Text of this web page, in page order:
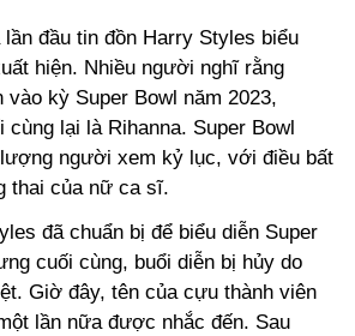
đầu tin đồn Harry Styles biểu
hiện. Nhiều người nghĩ rằng
vào kỳ Super Bowl năm 2023,
cùng lại là Rihanna. Super Bowl
người xem kỷ lục, với điều bất
thai của nữ ca sĩ.
đã chuẩn bị để biểu diễn Super
cuối cùng, buổi diễn bị hủy do
Giờ đây, tên của cựu thành viên
lần nữa được nhắc đến. Sau